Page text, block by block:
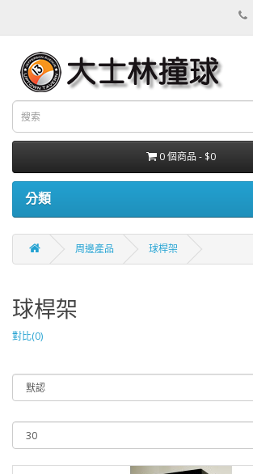
0 個商品 - $0
分類
周邊產品 球桿架
球桿架
對比(0)